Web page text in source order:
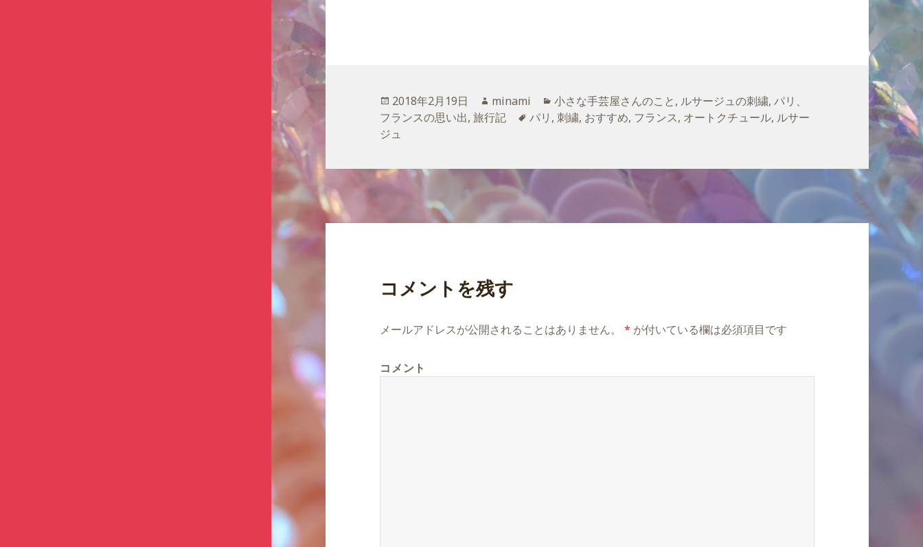
投
稿
日:
2018年2月19日
作
成
minami
カ
テ
ー
小さな手芸屋さんのこと, ルサージュの刺繍,パリ、
フランスの思い出,旅行記
タ
パリ ,刺繍, おすすめ, フランス, オートクチュール, ルサー
ジュ
コメントを残す
メールアドレスが公開されることはありません。 * が付いている欄は必須項目です
コメント